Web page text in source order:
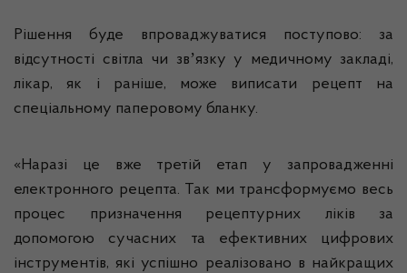
Рішення буде впроваджуватися поступово: за
відсутності світла чи звʼязку у медичному закладі,
лікар, як і раніше, може виписати рецепт на
спеціальному паперовому бланку.
«Наразі це вже третій етап у запровадженні
електронного рецепта. Так ми трансформуємо весь
процес призначення рецептурних ліків за
допомогою сучасних та ефективних цифрових
інструментів, які успішно реалізовано в найкращих